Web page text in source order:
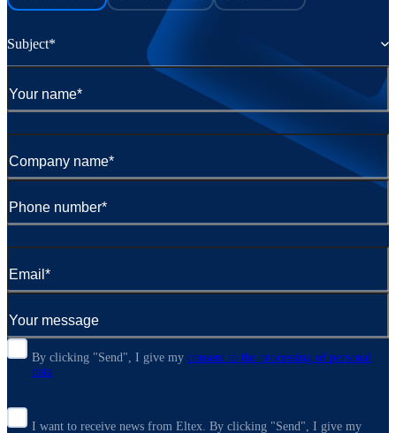
Subject*
By clicking "Send", I give my consent to the processing of personal
data
I want to receive news from Eltex. By clicking "Send", I give my